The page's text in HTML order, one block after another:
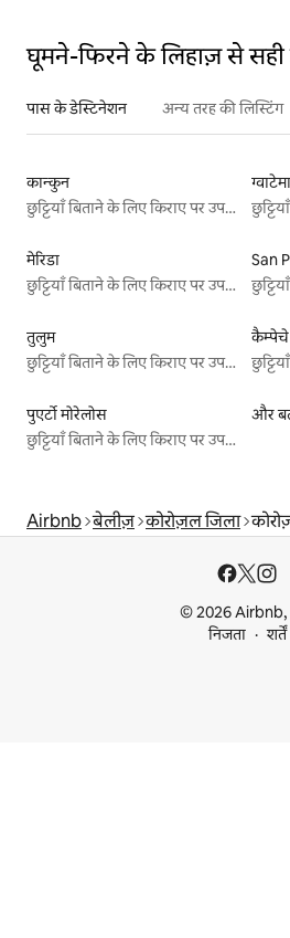
घूमने-फिरने के लिहाज़ से
पास के डेस्टिनेशन अन्य तरह की लिस्टिंग
कान्कुन
छुट्टियाँ बिताने के लिए किराए पर उपलब्ध जगहें
मेरिडा
छुट्टियाँ बिताने के लिए किराए पर उपलब्ध जगहें
San
तुलुम
छुट्टियाँ बिताने के लिए किराए पर उपलब्ध जगहें
कैम्पेचे
पुएर्टो मोरेलोस
छुट्टियाँ बिताने के लिए किराए पर उपलब्ध जगहें
और
Airbnb बेलीज़ कोरोज़ल जिला
© 2026 Airbnb,
निजता
शर्तें